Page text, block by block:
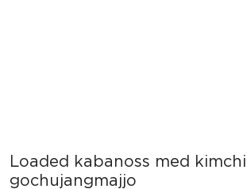
Loaded kabanoss med
gochujangmajjo